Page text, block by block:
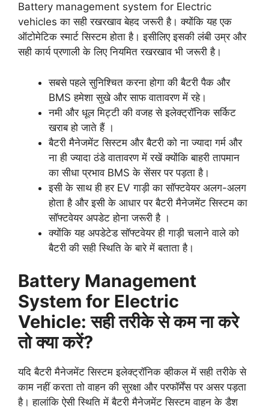
Battery management system for Electric
vehicles का सही रखरखाव बेहद जरूरी है। क्योंकि यह एक
ऑटोमेटिक स्मार्ट सिस्टम होता है। इसीलिए इसकी लंबी उम्र और
सही कार्य प्रणाली के लिए नियमित रखरखाव भी जरूरी है।
सबसे पहले सुनिश्चित करना होगा की बैटरी पैक और
BMS हमेशा सुखे और साफ वातावरण में रहे।
नमी और धूल मिट्टी की वजह से इलेक्ट्रॉनिक सर्किट
खराब हो जाते हैं ।
बैटरी मैनेजमेंट सिस्टम और बैटरी को ना ज्यादा गर्म और
ना ही ज्यादा ठंडे वातावरण में रखें क्योंकि बाहरी तापमान
का सीधा प्रभाव BMS के सेंसर पर पड़ता है।
इसी के साथ ही हर EV गाड़ी का सॉफ्टवेयर अलग-अलग
होता है और इसी के आधार पर बैटरी मैनेजमेंट सिस्टम का
सॉफ्टवेयर अपडेट होना जरूरी है ।
क्योंकि यह अपडेटेड सॉफ्टवेयर ही गाड़ी चलाने वाले को
बैटरी की सही स्थिति के बारे में बताता है।
Battery Management
System for Electric
Vehicle: सही तरीके से कम ना करे
तो क्या करें?
यदि बैटरी मैनेजमेंट सिस्टम इलेक्ट्रॉनिक व्हीकल में सही तरीके से
काम नहीं करता तो वाहन की सुरक्षा और परफॉर्मेंस पर असर पड़ता
है। हालांकि ऐसी स्थिति में बैटरी मैनेजमेंट सिस्टम वाहन के डैश